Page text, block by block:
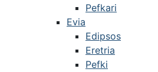
Pefkari
Evia
Edipsos
Eretria
Pefki